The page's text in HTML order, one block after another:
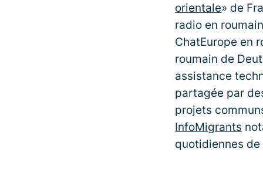
orientale» de
radio en
ChatEurope en
roumain de
assistance
partagée par
projets
InfoMigrants
quotidiennes